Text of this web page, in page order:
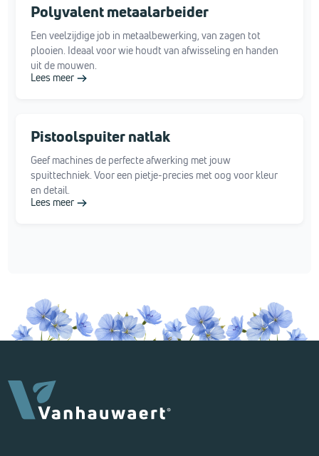
Polyvalent metaalarbeider
Een veelzijdige job in metaalbewerking, van zagen tot
plooien. Ideaal voor wie houdt van afwisseling en handen
uit de mouwen.
Lees meer
Pistoolspuiter natlak
Geef machines de perfecte afwerking met jouw
spuittechniek. Voor een pietje-precies met oog voor kleur
en detail.
Lees meer